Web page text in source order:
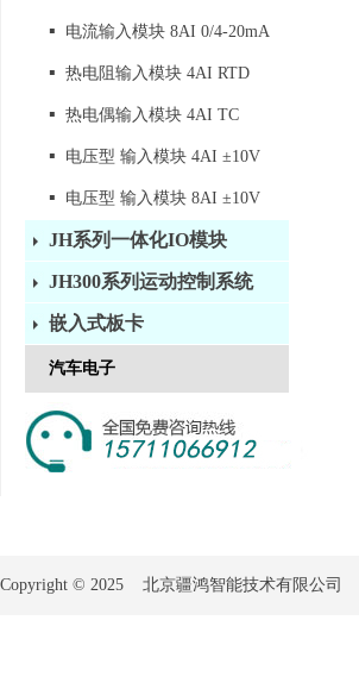
▪ 电流输入模块 8AI 0/4-20mA
▪ 热电阻输入模块 4AI RTD
▪ 热电偶输入模块 4AI TC
▪ 电压型 输入模块 4AI ±10V
▪ 电压型 输入模块 8AI ±10V
JH系列一体化IO模块
JH300系列运动控制系统
嵌入式板卡
汽车电子
Copyright © 2025 北京疆鸿智能技术有限公司